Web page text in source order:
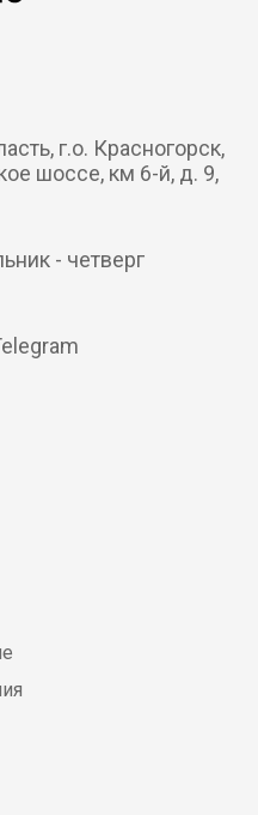
г.о. Красногорск,
шоссе, км 6-й, д. 9,
- четверг